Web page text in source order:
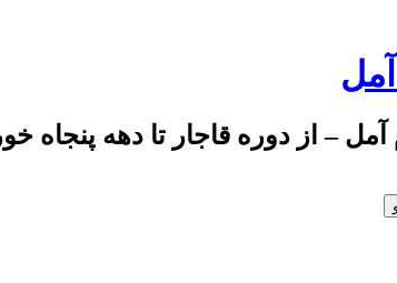
– از دوره قاجار تا دهه پنجاه